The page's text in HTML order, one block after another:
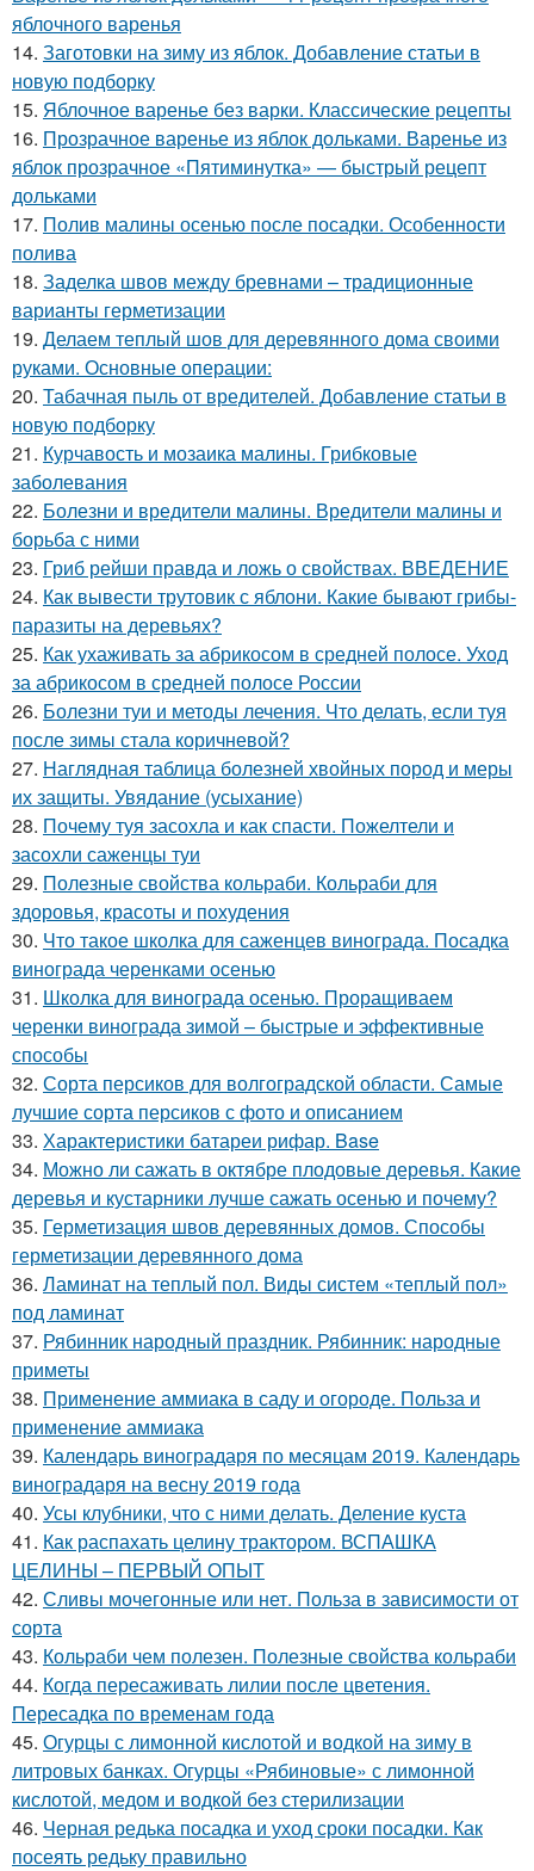
яблочного варенья
14. Заготовки на зиму из яблок. Добавление статьи в
новую подборку
15. Яблочное варенье без варки. Классические рецепты
16. Прозрачное варенье из яблок дольками. Варенье из
яблок прозрачное «Пятиминутка» — быстрый рецепт
дольками
17. Полив малины осенью после посадки. Особенности
полива
18. Заделка швов между бревнами – традиционные
варианты герметизации
19. Делаем теплый шов для деревянного дома своими
руками. Основные операции:
20. Табачная пыль от вредителей. Добавление статьи в
новую подборку
21. Курчавость и мозаика малины. Грибковые
заболевания
22. Болезни и вредители малины. Вредители малины и
борьба с ними
23. Гриб рейши правда и ложь о свойствах. ВВЕДЕНИЕ
24. Как вывести трутовик с яблони. Какие бывают грибы-
паразиты на деревьях?
25. Как ухаживать за абрикосом в средней полосе. Уход
за абрикосом в средней полосе России
26. Болезни туи и методы лечения. Что делать, если туя
после зимы стала коричневой?
27. Наглядная таблица болезней хвойных пород и меры
их защиты. Увядание (усыхание)
28. Почему туя засохла и как спасти. Пожелтели и
засохли саженцы туи
29. Полезные свойства кольраби. Кольраби для
здоровья, красоты и похудения
30. Что такое школка для саженцев винограда. Посадка
винограда черенками осенью
31. Школка для винограда осенью. Проращиваем
черенки винограда зимой – быстрые и эффективные
способы
32. Сорта персиков для волгоградской области. Самые
лучшие сорта персиков с фото и описанием
33. Характеристики батареи рифар. Base
34. Можно ли сажать в октябре плодовые деревья. Какие
деревья и кустарники лучше сажать осенью и почему?
35. Герметизация швов деревянных домов. Способы
герметизации деревянного дома
36. Ламинат на теплый пол. Виды систем «теплый пол»
под ламинат
37. Рябинник народный праздник. Рябинник: народные
приметы
38. Применение аммиака в саду и огороде. Польза и
применение аммиака
39. Календарь виноградаря по месяцам 2019. Календарь
виноградаря на весну 2019 года
40. Усы клубники, что с ними делать. Деление куста
41. Как распахать целину трактором. ВСПАШКА
ЦЕЛИНЫ – ПЕРВЫЙ ОПЫТ
42. Сливы мочегонные или нет. Польза в зависимости от
сорта
43. Кольраби чем полезен. Полезные свойства кольраби
44. Когда пересаживать лилии после цветения.
Пересадка по временам года
45. Огурцы с лимонной кислотой и водкой на зиму в
литровых банках. Огурцы «Рябиновые» с лимонной
кислотой, медом и водкой без стерилизации
46. Черная редька посадка и уход сроки посадки. Как
посеять редьку правильно